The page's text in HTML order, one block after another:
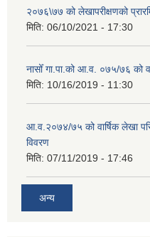
२०७६\७७ को लेखापरीक्षणको
मिति: 06/10/2021 - 17:30
नासोँ गा.पा.को आ.व. ०७५/७६ को
मिति: 10/16/2019 - 11:30
आ.व.२०७४/७५ को वार्षिक लेखा
विवरण
मिति: 07/11/2019 - 17:46
अन्य